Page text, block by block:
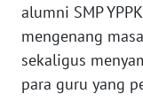
alumni SMP
mengenang
sekaligus
para guru yang
WN
BANTEN
WN